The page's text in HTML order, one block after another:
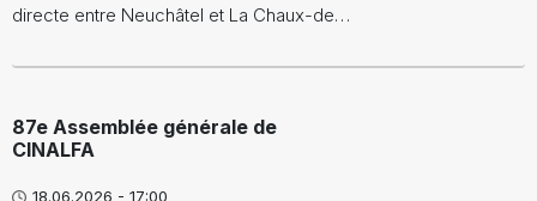
directe entre Neuchâtel et La Chaux-de…
87e Assemblée générale de
CINALFA
18.06.2026 - 17:00